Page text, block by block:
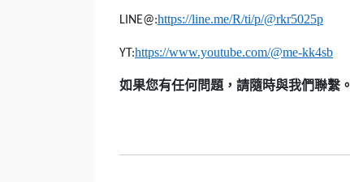
LINE@:https://line.me/R/ti/p/@rkr5025p
YT:https://www.youtube.com/@me-kk4sb
如果您有任何問題，請隨時與我們聯繫。